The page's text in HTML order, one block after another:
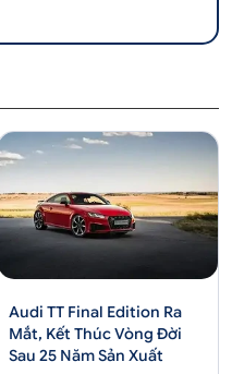
Audi TT Final Edition Ra
Mắt, Kết Thúc Vòng Đời
Sau 25 Năm Sản Xuất